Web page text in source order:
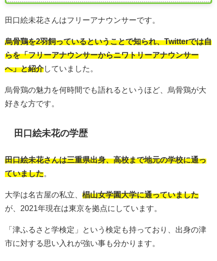
田口絵未花さんはフリーアナウンサーです。
烏骨鶏を2羽飼っているということで知られ、Twitterでは自
らを「フリーアナウンサーからニワトリーアナウンサー
へ」と紹介していました。
烏骨鶏の魅力を何時間でも語れるというほど、烏骨鶏が大
好きな方です。
田口絵未花の学歴
田口絵未花さんは三重県出身、高校まで地元の学校に通っ
ていました。
大学は名古屋の私立、 椙山女学園大学に通っていました
が、2021年現在は東京を拠点にしています。
「津ふるさと学検定」という検定も持っており、出身の津
市に対する思い入れが強い事も分かります。